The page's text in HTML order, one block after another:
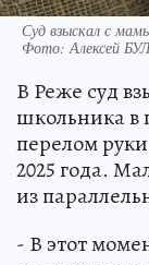
Суд взыскал с
Фото:Алексей
В Реже суд
школьника в
перелом
2025 года.
из
- В этот